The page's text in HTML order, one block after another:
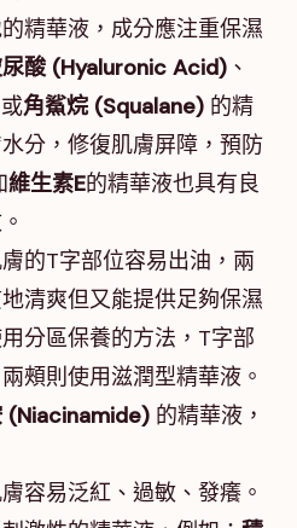
精華液，成分應注重保濕
酸 (Hyaluronic Acid) 、
或角鯊烷 (Squalane) 的精
分，修復肌膚屏障，預防
維生素E的精華液也具有良
的T字部位容易出油，兩
清爽但又能提供足夠保濕
分區保養的方法，T字部
頰則使用滋潤型精華液。
(Niacinamide) 的精華液，
容易泛紅、過敏、發癢。